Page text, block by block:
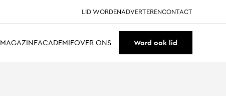
LID WORDENADVERTERENCONTACT
MAGAZINEACADEMIEOVER ONS Word ook lid